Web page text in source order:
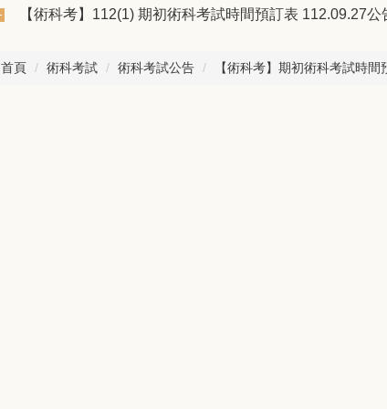
【術科考】112(1) 期初術科考試時間預訂表 112.09.27公
首頁 術科考試 術科考試公告 【術科考】期初術科考試時間